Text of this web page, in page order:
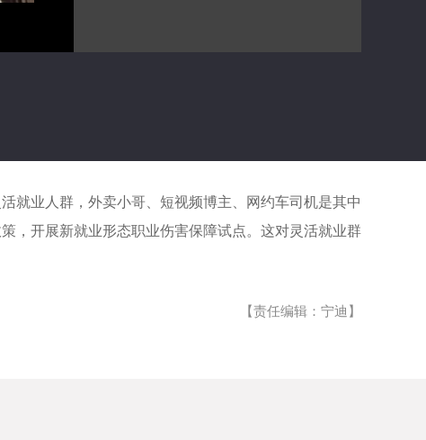
就业人群，外卖小哥、短视频博主、网约车司机是其中
，开展新就业形态职业伤害保障试点。这对灵活就业群
【责任编辑：宁迪】